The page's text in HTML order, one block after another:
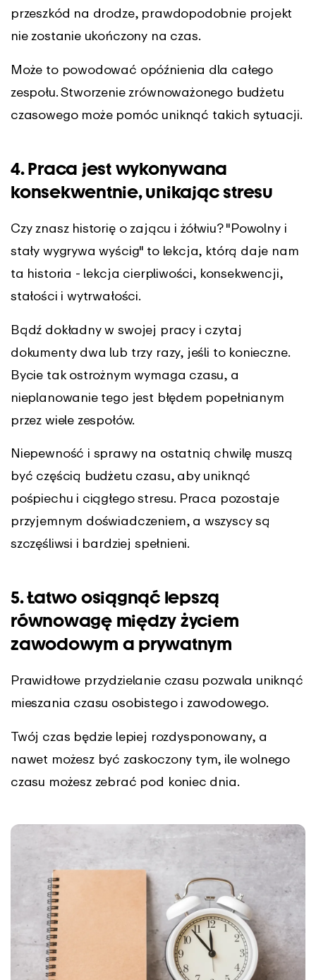
przeszkód na drodze, prawdopodobnie projekt
nie zostanie ukończony na czas.
Może to powodować opóźnienia dla całego
zespołu. Stworzenie zrównoważonego budżetu
czasowego może pomóc uniknąć takich sytuacji.
4. Praca jest wykonywana
konsekwentnie, unikając stresu
Czy znasz historię o zającu i żółwiu? "Powolny i
stały wygrywa wyścig" to lekcja, którą daje nam
ta historia - lekcja cierpliwości, konsekwencji,
stałości i wytrwałości.
Bądź dokładny w swojej pracy i czytaj
dokumenty dwa lub trzy razy, jeśli to konieczne.
Bycie tak ostrożnym wymaga czasu, a
nieplanowanie tego jest błędem popełnianym
przez wiele zespołów.
Niepewność i sprawy na ostatnią chwilę muszą
być częścią budżetu czasu, aby uniknąć
pośpiechu i ciągłego stresu. Praca pozostaje
przyjemnym doświadczeniem, a wszyscy są
szczęśliwsi i bardziej spełnieni.
5. Łatwo osiągnąć lepszą
równowagę między życiem
zawodowym a prywatnym
Prawidłowe przydzielanie czasu pozwala uniknąć
mieszania czasu osobistego i zawodowego.
Twój czas będzie lepiej rozdysponowany, a
nawet możesz być zaskoczony tym, ile wolnego
czasu możesz zebrać pod koniec dnia.